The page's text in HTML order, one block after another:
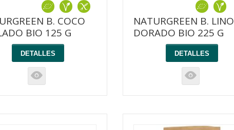
B. COCO
BIO 125 G
DETALLES
K
NATURGREEN B. LINO
DORADO BIO 225 G
DETALLES
K